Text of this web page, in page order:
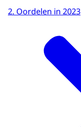
2. Oordelen in 2023